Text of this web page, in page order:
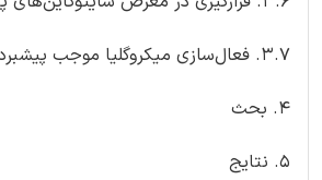
3.7. فعال‌سازی میکروگلیا موجب پیشبرد افزایش آسیب‌پذیری عصبی نسبت به مهار کمپلکس IV میتوکندری طی EAE می‌شود
4. بحث
5. نتایج